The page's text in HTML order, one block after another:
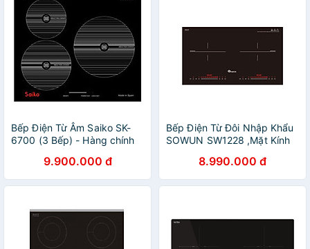
Bếp Điện Từ Âm Saiko SK-
6700 (3 Bếp) - Hàng chính
9.900.000 đ
Bếp Điện Từ Đôi Nhập Khẩu
SOWUN SW1228 ,Mặt Kính
Được Nhiệt Độ Cao
8.990.000 đ